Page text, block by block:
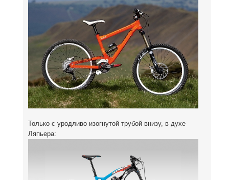
Только с уродливо изогнутой трубой внизу, в духе
Ляпьера: